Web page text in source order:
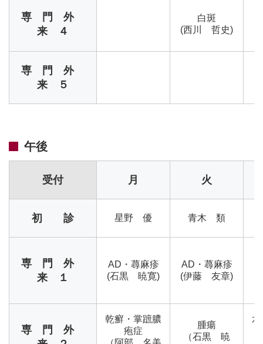
専 門 外
来 ４
白斑
(西川 哲史)
専 門 外
来 ５
午後
受付 月 火
初 診 星野 優 青木 類
専 門 外
来 １
AD・蕁麻疹
(石黒 暁寛)
AD・蕁麻疹
(伊藤 友章)
専 門 外
乾癬・掌蹠膿
疱症
腫瘍
（石黒 暁